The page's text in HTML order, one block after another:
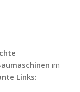
im
Links: